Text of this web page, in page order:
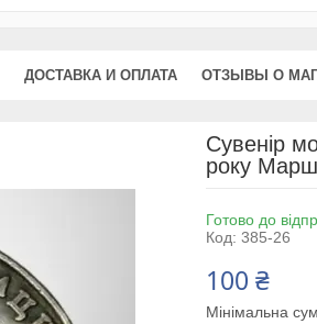
ДОСТАВКА И ОПЛАТА ОТЗЫВЫ О
Сувенір
року
Готово до
Код: 385-26
100 ₴
Мінімальна